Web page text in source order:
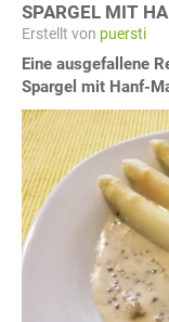
SPARGEL MIT
Erstellt von puersti
Eine ausgefallene
Spargel mit Hanf-